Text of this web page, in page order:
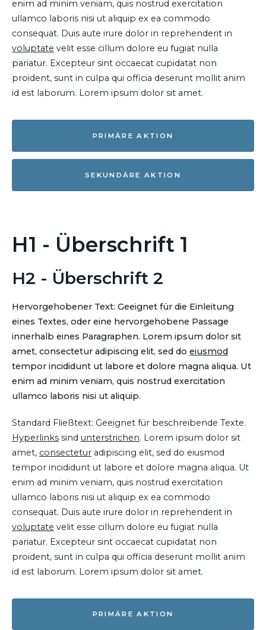
enim ad minim veniam, quis nostrud exercitation
ullamco laboris nisi ut aliquip ex ea commodo
consequat. Duis aute irure dolor in reprehenderit in
voluptate velit esse cillum dolore eu fugiat nulla
pariatur. Excepteur sint occaecat cupidatat non
proident, sunt in culpa qui officia deserunt mollit anim
id est laborum. Lorem ipsum dolor sit amet.
PRIMÄRE AKTION
SEKUNDÄRE AKTION
H1 - Überschrift 1
H2 - Überschrift 2
Hervorgehobener Text: Geeignet für die Einleitung
eines Textes, oder eine hervorgehobene Passage
innerhalb eines Paragraphen. Lorem ipsum dolor sit
amet, consectetur adipiscing elit, sed do eiusmod
tempor incididunt ut labore et dolore magna aliqua. Ut
enim ad minim veniam, quis nostrud exercitation
ullamco laboris nisi ut aliquip.
Standard Fließtext: Geeignet für beschreibende Texte.
Hyperlinks sind unterstrichen. Lorem ipsum dolor sit
amet, consectetur adipiscing elit, sed do eiusmod
tempor incididunt ut labore et dolore magna aliqua. Ut
enim ad minim veniam, quis nostrud exercitation
ullamco laboris nisi ut aliquip ex ea commodo
consequat. Duis aute irure dolor in reprehenderit in
voluptate velit esse cillum dolore eu fugiat nulla
pariatur. Excepteur sint occaecat cupidatat non
proident, sunt in culpa qui officia deserunt mollit anim
id est laborum. Lorem ipsum dolor sit amet.
PRIMÄRE AKTION